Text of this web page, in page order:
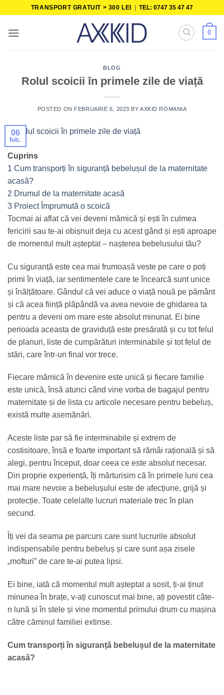
content
TRANSPORT GRATUIT > 300 LEI |TEL: 0747 35 47 47
0
BLOG
Rolul scoicii în primele zile de viață
POSTED ON FEBRUARIE 6, 2023 BYAXKID ROMANIA
06
feb.
Cuprins
1 Cum transporți în siguranță bebelușul de la maternitate
acasă?
2 Drumul de la maternitate acasă
3 Proiect Împrumută o scoică
Tocmai ai aflat că vei deveni mămică și ești în culmea
fericirii sau te-ai obișnuit deja cu acest gând și ești aproape
de momentul mult așteptat – nașterea bebelusului tău?
Cu siguranță este cea mai frumoasă veste pe care o poți
primi în viață, iar sentimentele care te încearcă sunt unice
și înălțătoare. Gândul că vei aduce o viață nouă pe pământ
și că acea ființă plăpândă va avea nevoie de ghidarea ta
pentru a deveni om mare este absolut minunat. Ei bine
perioada aceasta de graviduță este presărată și cu tot felul
de planuri, liste de cumpărături interminabile și tot felul de
stări, care într-un final vor trece.
Fiecare mămică în devenire este unică și fiecare familie
este unică, însă atunci când vine vorba de bagajul pentru
maternitate și de lista cu articole necesare pentru bebeluș,
există multe asemănări.
Aceste liste par să fie interminabile și extrem de
costisitoare, însă e foarte important să rămâi rațională și să
alegi, pentru început, doar ceea ce este absolut necesar.
Din proprie experiență, îți mărturisim că în primele luni cea
mai mare nevoie a bebelușului este de afecțiune, grijă și
protecție. Toate celelalte lucruri materiale trec în plan
secund.
Îți vei da seama pe parcurs care sunt lucrurile absolut
indispensabile pentru bebeluș și care sunt așa zisele
„mofturi” de care te-ai putea lipsi.
Ei bine, iată că momentul mult așteptat a sosit, ți-ai ținut
minunea în brațe, v-ați cunoscut mai bine, ați povestit câte-
n lună și în stele și vine momentul primului drum cu mașina
către căminul familiei extinse.
Cum transporți în siguranță bebelușul de la maternitate
acasă?